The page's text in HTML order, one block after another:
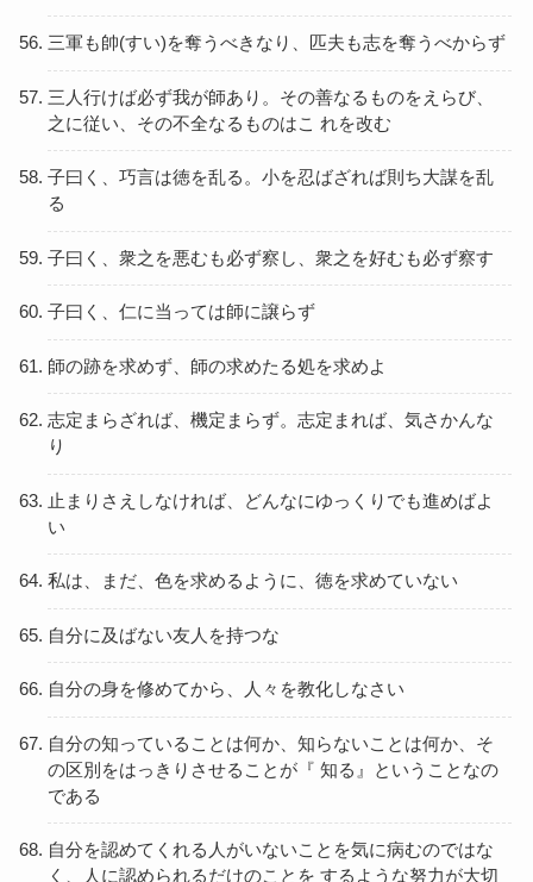
三軍も帥(すい)を奪うべきなり、匹夫も志を奪うべからず
三人行けば必ず我が師あり。その善なるものをえらび、
之に従い、その不全なるものはこ れを改む
子曰く、巧言は徳を乱る。小を忍ばざれば則ち大謀を乱
る
子曰く、衆之を悪むも必ず察し、衆之を好むも必ず察す
子曰く、仁に当っては師に譲らず
師の跡を求めず、師の求めたる処を求めよ
志定まらざれば、機定まらず。志定まれば、気さかんな
り
止まりさえしなければ、どんなにゆっくりでも進めばよ
い
私は、まだ、色を求めるように、徳を求めていない
自分に及ばない友人を持つな
自分の身を修めてから、人々を教化しなさい
自分の知っていることは何か、知らないことは何か、そ
の区別をはっきりさせることが『 知る』ということなの
である
自分を認めてくれる人がいないことを気に病むのではな
く、人に認められるだけのことを するような努力が大切